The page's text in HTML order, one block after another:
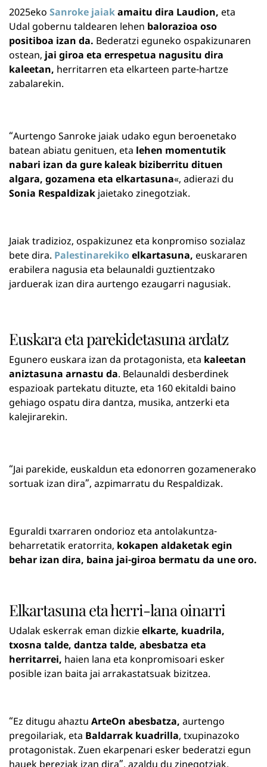
2025eko Sanroke jaiak amaitu dira Laudion, eta
Udal gobernu taldearen lehen balorazioa oso
positiboa izan da. Bederatzi eguneko ospakizunaren
ostean, jai giroa eta errespetua nagusitu dira
kaleetan, herritarren eta elkarteen parte-hartze
zabalarekin.
“Aurtengo Sanroke jaiak udako egun beroenetako
batean abiatu genituen, eta lehen momentutik
nabari izan da gure kaleak biziberritu dituen
algara, gozamena eta elkartasuna«, adierazi du
Sonia Respaldizak jaietako zinegotziak.
Jaiak tradizioz, ospakizunez eta konpromiso sozialaz
bete dira. Palestinarekiko elkartasuna, euskararen
erabilera nagusia eta belaunaldi guztientzako
jarduerak izan dira aurtengo ezaugarri nagusiak.
Euskara eta parekidetasuna ardatz
Egunero euskara izan da protagonista, eta kaleetan
aniztasuna arnastu da. Belaunaldi desberdinek
espazioak partekatu dituzte, eta 160 ekitaldi baino
gehiago ospatu dira dantza, musika, antzerki eta
kalejirarekin.
“Jai parekide, euskaldun eta edonorren gozamenerako
sortuak izan dira”, azpimarratu du Respaldizak.
Eguraldi txarraren ondorioz eta antolakuntza-
beharretatik eratorrita, kokapen aldaketak egin
behar izan dira, baina jai-giroa bermatu da une oro.
Elkartasuna eta herri-lana oinarri
Udalak eskerrak eman dizkie elkarte, kuadrila,
txosna talde, dantza talde, abesbatza eta
herritarrei, haien lana eta konpromisoari esker
posible izan baita jai arrakastatsuak bizitzea.
“Ez ditugu ahaztu ArteOn abesbatza, aurtengo
pregoilariak, eta Baldarrak kuadrilla, txupinazoko
protagonistak. Zuen ekarpenari esker bederatzi egun